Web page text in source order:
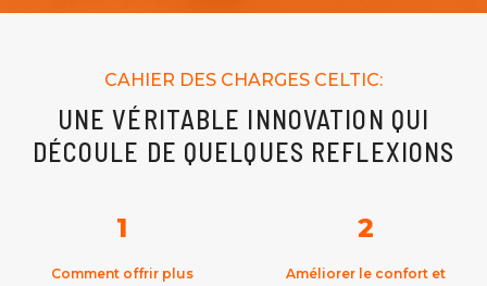
CAHIER DES CHARGES CELTIC:
UNE VÉRITABLE INNOVATION QUI
DÉCOULE DE QUELQUES REFLEXIONS
1
Comment offrir plus
2
Améliorer le confort et